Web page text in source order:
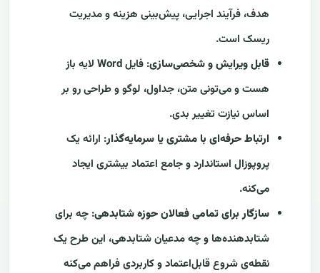
هدف، فرآیند اجرایی، پیش‌بینی هزینه و مدیریت
ریسک است.
قابل ویرایش و شخصی‌سازی
: فایل Word لایه باز
هست و می‌تونی متن، جداول، لوگو و طراحی رو بر
اساس نیازت تغییر بدی.
ارتباط حرفه‌ای با مشتری یا سرمایه‌گذار: ارائه یک
پروپوزال استاندارد و جامع اعتماد بیشتری ایجاد
می‌کنه.
سازگار برای تمامی فعالان حوزه شتابدهی: چه برای
شتابدهنده‌ها و چه مدعیان شتابدهی، این طرح یک
نقطه‌ی شروع قابل‌اعتماد و کاربردی فراهم می‌کنه